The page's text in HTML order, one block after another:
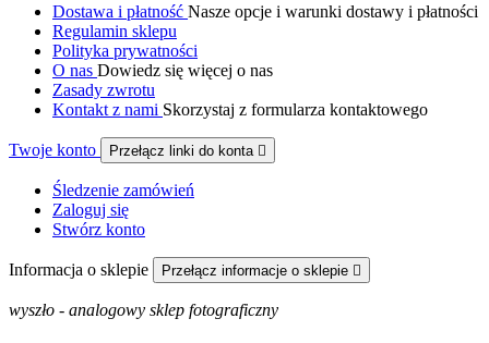
Dostawa i płatność Nasze opcje i warunki dostawy i płatności
Regulamin sklepu
Polityka prywatności
O nas Dowiedz się więcej o nas
Zasady zwrotu
Kontakt z nami Skorzystaj z formularza kontaktowego
Twoje konto Przełącz linki do konta 
Śledzenie zamówień
Zaloguj się
Stwórz konto
Informacja o sklepie Przełącz informacje o sklepie 
wyszło - analogowy sklep fotograficzny